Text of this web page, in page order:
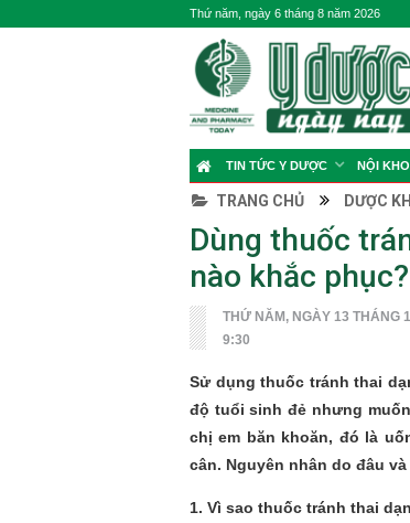
Thứ năm, ngày 6 tháng 8 năm 2026
TIN TỨC Y DƯỢC NỘI
TRANG CHỦ DƯỢC
Dùng thuốc
nào khắc phục?
THỨ NĂM, NGÀY 13 THÁNG
9:30
Sử dụng thuốc tránh thai
độ tuổi sinh đẻ nhưng
chị em băn khoăn, đó là
cân. Nguyên nhân do đâu
1. Vì sao thuốc tránh thai